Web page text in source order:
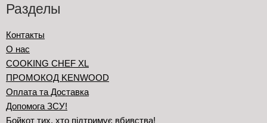
Разделы
Контакты
О нас
COOKING CHEF XL
ПРОМОКОД KENWOOD
Оплата та Доставка
Допомога ЗСУ!
Бойкот тих, хто підтримує вбивства!